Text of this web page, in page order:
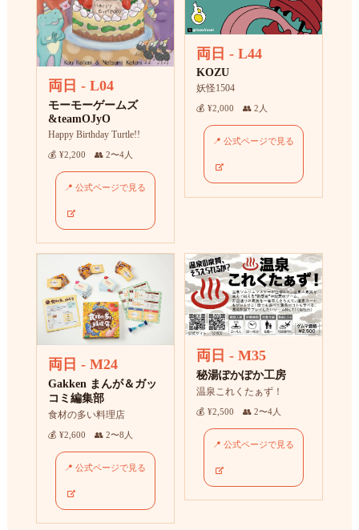
両日 - L04
モーモーゲームズ
&teamOJyO
Happy Birthday Turtle!!
💰 ¥2,200 👥 2〜4人
📍 公式ページで見る
両日 - L44
KOZU
妖怪1504
💰 ¥2,000 👥 2人
📍 公式ページで見る
両日 - M24
Gakken まんが＆ガッ
コミ編集部
食材の多い料理店
💰 ¥2,600 👥 2〜8人
📍 公式ページで見る
両日 - M35
秘湯ぽかぽか工房
温泉これくたぁず！
💰 ¥2,500 👥 2〜4人
📍 公式ページで見る